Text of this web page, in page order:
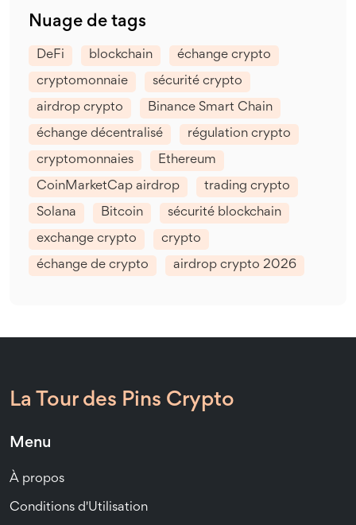
Nuage de tags
DeFi blockchain échange crypto
cryptomonnaie sécurité crypto
airdrop crypto Binance Smart Chain
échange décentralisé régulation crypto
cryptomonnaies Ethereum
CoinMarketCap airdrop trading crypto
Solana Bitcoin sécurité blockchain
exchange crypto crypto
échange de crypto airdrop crypto 2026
La Tour des Pins Crypto
Menu
À propos
Conditions d'Utilisation